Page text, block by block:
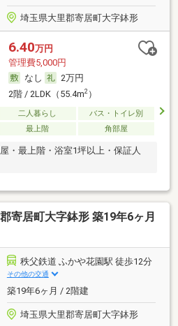
埼玉県大里郡寄居町大字鉢形
6.40万円
管理費5,000円
なし
2万円
2階 / 2LDK（55.4m2）
二人暮らし
バス・トイレ別
最上階 角部屋
・最上階・浴室1坪以上・保証人
寄居町大字鉢形 築19年6ヶ月
秩父鉄道 ふかや花園駅 徒歩12分
その他の交通
築19年6ヶ月 / 2階建
埼玉県大里郡寄居町大字鉢形